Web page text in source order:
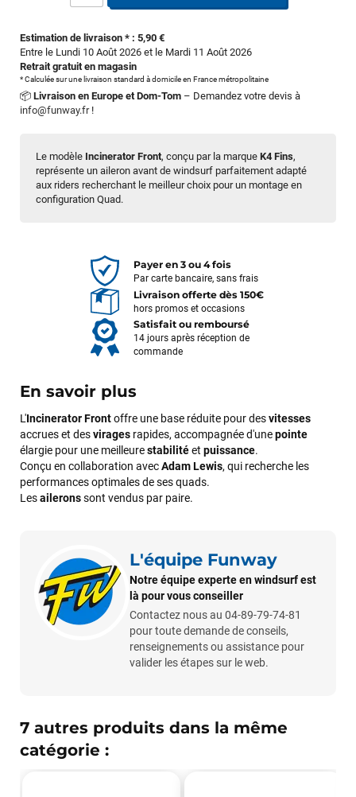
Le modèle Incinerator Front, conçu par la marque K4 Fins,
représente un aileron avant de windsurf parfaitement adapté
aux riders recherchant le meilleur choix pour un montage en
configuration Quad.
Estimation de livraison * : 5,90 €
Entre le Lundi 10 Août 2026 et le Mardi 11 Août 2026
Retrait gratuit en magasin
* Calculée sur une livraison standard à domicile en France métropolitaine
📦 Livraison en Europe et Dom-Tom – Demandez votre devis à
info@funway.fr!
Payer en 3 ou 4 fois
Par carte bancaire, sans frais
Livraison offerte dès 150€
hors promos et occasions
Satisfait ou remboursé
14 jours après réception de
commande
En savoir plus
L'IncineratorFrontoffre une base réduite pour desvitesses
accrues et desvirages rapides, accompagnée d'unepointe
élargie pour une meilleurestabilitéet puissance.
Conçu en collaboration avecAdam Lewis, qui recherche les
performances optimales de ses quads.
Lesaileronssont vendus par paire.
L'équipe Funway
Notre équipe experte en windsurf est
là pour vous conseiller
Contactez nous au 04-89-79-74-81
pour toute demande de conseils,
renseignements ou assistance pour
valider les étapes sur le web.
7 autres produits dans la même
catégorie :
commande validée, le magasin m’a appelé pour confirmer
avec moi les caractéristiques des équipements, me conseiller
sur le matériel à choisir, et m’a même offert du matériel en